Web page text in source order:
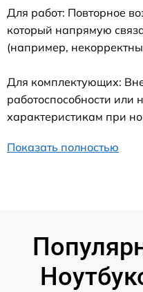
Для работ: Повторное
который напрямую
(например,
Для комплектующих:
работоспособности или
характеристикам при
Показать полностью